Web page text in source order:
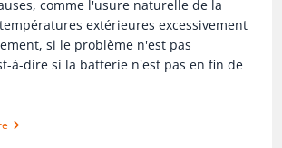
comme l'usure naturelle de la
extérieures excessivement
si le problème n'est pas
à-dire si la batterie n'est pas en fin de